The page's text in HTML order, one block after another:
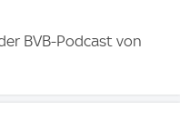
BVB-Podcast von